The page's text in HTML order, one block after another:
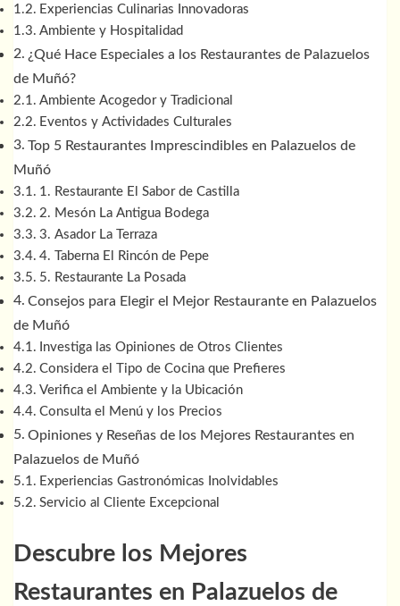
Experiencias Culinarias Innovadoras
Ambiente y Hospitalidad
¿Qué Hace Especiales a los Restaurantes de Palazuelos
de Muñó?
Ambiente Acogedor y Tradicional
Eventos y Actividades Culturales
Top 5 Restaurantes Imprescindibles en Palazuelos de
Muñó
1. Restaurante El Sabor de Castilla
2. Mesón La Antigua Bodega
3. Asador La Terraza
4. Taberna El Rincón de Pepe
5. Restaurante La Posada
Consejos para Elegir el Mejor Restaurante en Palazuelos
de Muñó
Investiga las Opiniones de Otros Clientes
Considera el Tipo de Cocina que Prefieres
Verifica el Ambiente y la Ubicación
Consulta el Menú y los Precios
Opiniones y Reseñas de los Mejores Restaurantes en
Palazuelos de Muñó
Experiencias Gastronómicas Inolvidables
Servicio al Cliente Excepcional
Descubre los Mejores
Restaurantes en Palazuelos de